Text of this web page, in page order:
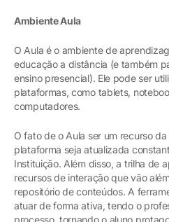
Ambiente Aula
O Aula é o ambiente de
educação a distância (e também
ensino presencial). Ele pode ser
plataformas, como tablets,
computadores.
O fato de o Aula ser um recurso
plataforma seja atualizada
Instituição. Além disso, a trilha de
recursos de interação que vão
repositório de conteúdos. A
atuar de forma ativa, tendo o